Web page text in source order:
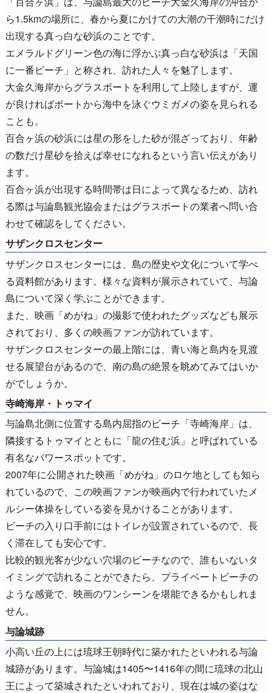
ら1.5kmの場所に、春から夏にかけての大潮の干潮時にだけ
出現する真っ白な砂浜のことです。
エメラルドグリーン色の海に浮かぶ真っ白な砂浜は「天国
に一番ビーチ」と称され、訪れた人々を魅了します。
大金久海岸からグラスボートを利用して上陸しますが、運
が良ければボートから海中を泳ぐウミガメの姿を見られる
ことも。
百合ヶ浜の砂浜には星の形をした砂が混ざっており、年齢
の数だけ星砂を拾えば幸せになれるという言い伝えがあり
ます。
百合ヶ浜が出現する時間帯は日によって異なるため、訪れ
る際は与論島観光協会またはグラスボートの業者へ問い合
わせて確認をしてください。
サザンクロスセンター
サザンクロスセンターには、島の歴史や文化について学べ
る資料館があります。様々な資料が展示されていて、与論
島について深く学ぶことができます。
また、映画「めがね」の撮影で使われたグッズなども展示
されており、多くの映画ファンが訪れています。
サザンクロスセンターの最上階には、青い海と島内を見渡
せる展望台があるので、南の島の絶景を眺めてみてはいか
がでしょうか。
寺崎海岸・トゥマイ
与論島北側に位置する島内屈指のビーチ「寺崎海岸」は、
隣接するトゥマイとともに「龍の住む浜」と呼ばれている
有名なパワースポットです。
2007年に公開された映画「めがね」のロケ地としても知ら
れているので、この映画ファンが映画内で行われていたメ
ルシー体操をしている姿を見かけることがあります。
ビーチの入り口手前にはトイレが設置されているので、長
く滞在しても安心です。
比較的観光客が少ない穴場のビーチなので、誰もいないタ
イミングで訪れることができたら、プライベートビーチの
ような感覚で、映画のワンシーンを堪能できるかもしれま
せん。
与論城跡
小高い丘の上には琉球王朝時代に築かれたといわれる与論
城跡があります。与論城は1405〜1416年の間に琉球の北山
王によって築城されたといわれており、現在は城の姿はな